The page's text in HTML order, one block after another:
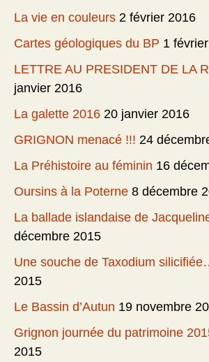
La vie en couleurs 2 février 2016
Cartes géologiques du BP 1
LETTRE AU PRESIDENT DE LA
janvier 2016
La galette 2016 20 janvier 2016
GRIGNON menacé !!! 24
La Préhistoire au féminin 16
Oursins à la Poterne 8 décembre
La ballade islandaise de
décembre 2015
Une souche de Taxodium
2015
Le Bassin d’Autun 19 novembre
Grignon journée du patrimoine
2015